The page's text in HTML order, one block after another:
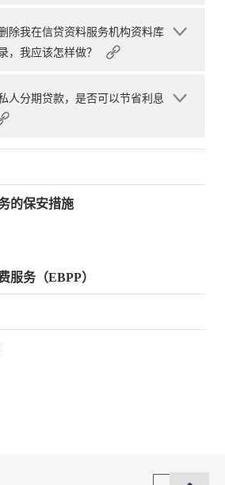
除我在信贷资料服务机构资料库
，我应该怎样做？
人分期贷款，是否可以节省利息
的保安措施
服务（EBPP）